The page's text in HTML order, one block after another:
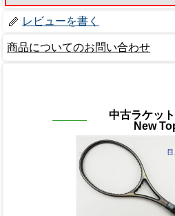
レビューを書く
商品についてのお問い合わせ
中古ラケッ
New